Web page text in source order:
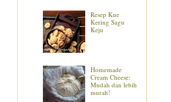
Resep Kue
Kering Sagu
Keju
Homemade
Cream Cheese:
Mudah dan lebih
murah!